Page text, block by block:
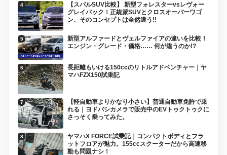
【スバルSUV比較】 新型フォレスターvsレヴォー
グレイバック！正統派SUVとクロスオーバーワゴ
ン、そのコンセプトは全然違う!!
新型アルファードとヴェルファイアの違いを比較！
エンジン・グレード・価格…… 何が違うのか!?
長距離もいける150ccのリトルアドベンチャー｜ヤ
マハFZX150試乗記
【軽自動車よりかなり小さい】普通自動車免許で乗
れる｜ヨドバシカメラで販売中のEVトゥクトゥクに
さっそく乗ってみた。
ヤマハX FORCE試乗記｜コンパクトボディとフラ
ットフロアが魅力。155ccスクーターだから高速移
動も問題ナシ！